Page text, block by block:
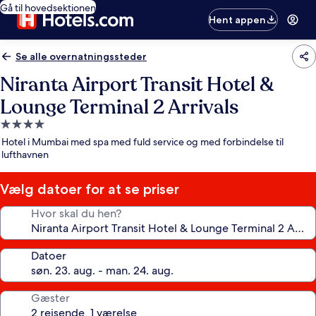
Gå til hovedsektionen
Hent appen
Se alle overnatningssteder
Niranta Airport Transit Hotel &
Lounge Terminal 2 Arrivals
4.0-
stjernet
overnatningssted
Hotel i Mumbai med spa med fuld service og med forbindelse til
lufthavnen
Vælg datoer for at se priser
Hvor skal du hen?
Datoer
Gæster